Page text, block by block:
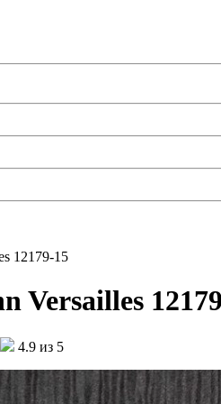
12179-15
Versailles
4.9 из 5